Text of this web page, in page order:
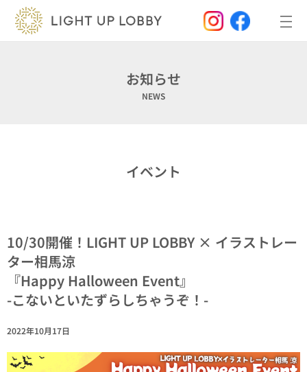
ス
お知らせ
NEWS
イベント
10/30開催！LIGHT UP LOBBY × イラストレー
ター相馬涼
『Happy Halloween Event』
-こないといたずらしちゃうぞ！-
2022年10月17日